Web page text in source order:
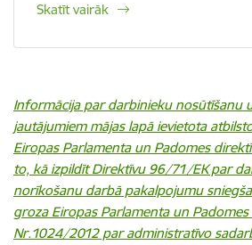
Skatīt vairāk
Informācija par darbinieku nosūtīšanu
jautājumiem mājas lapā ievietota
Eiropas Parlamenta un Padomes
to, kā izpildīt Direktīvu 96/71/EK par
norīkošanu darbā pakalpojumu
groza Eiropas Parlamenta un Padomes
Nr.1024/2012 par administratīvo